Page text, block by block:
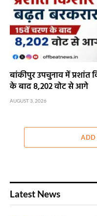
बांकीपुर उपचुनाव में
के बाद 8,202 वोट से आगे
AUGUST 3, 2026
ADD
Latest News